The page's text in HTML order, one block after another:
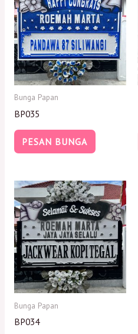
Bunga Papan
BP035
PESAN BUNGA
Bunga Papan
BP034